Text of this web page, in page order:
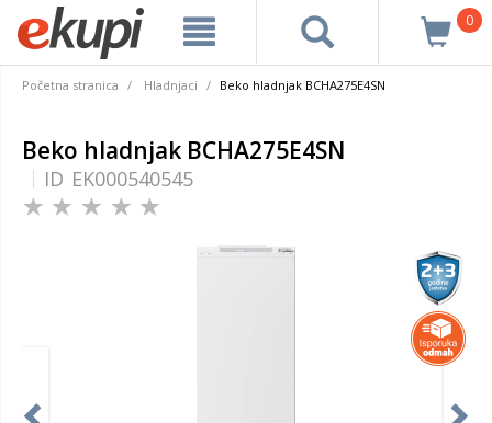
0
Početna stranica Hladnjaci Beko hladnjak BCHA275E4SN
Beko hladnjak BCHA275E4SN
ID EK000540545